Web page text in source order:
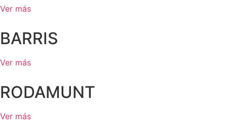
Ver más
BARRIS
Ver más
RODAMUNT
Ver más